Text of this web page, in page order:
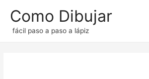
Como Dibujar
fácil paso a paso a lápiz